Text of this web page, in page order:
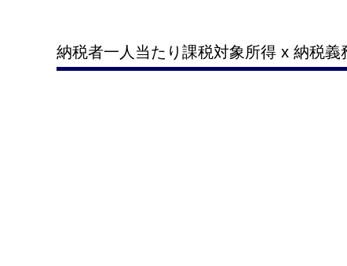
納税者一人当たり課税対象所得 x 納税義